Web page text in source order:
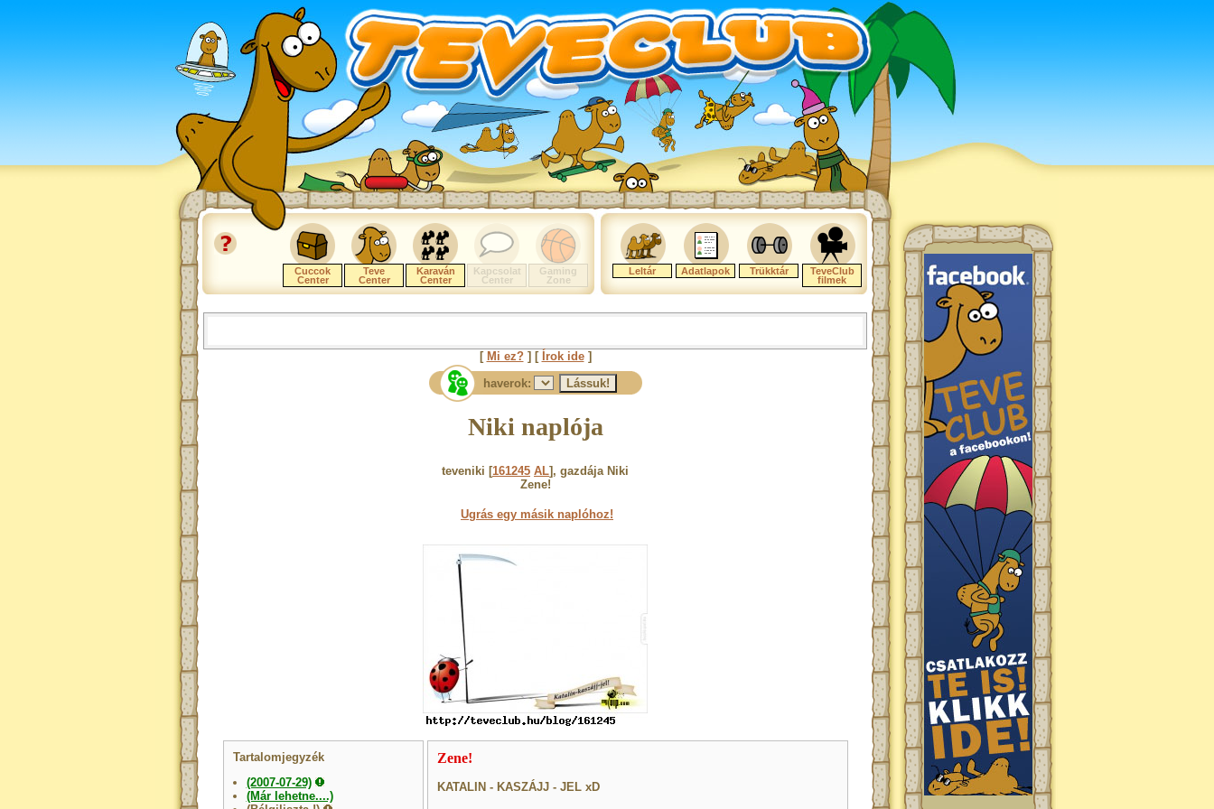
Cuccok
Center
Teve
Center
Karaván
Center
Kapcsolat
Center
Gaming
Zone
Leltár Adatlapok Trükktár
TeveClub
filmek
[ Mi ez?] [ Írok ide]
haverok:
Niki naplója
teveniki [161245 AL], gazdája Niki
Zene!
Ugrás egy másik naplóhoz!
Tartalomjegyzék
(2007-07-29)
(Már lehetne....)
Zene!
KATALIN - KASZÁJJ - JEL xD